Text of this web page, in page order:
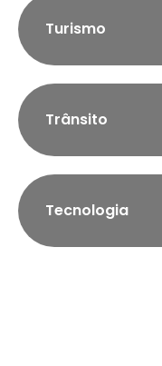
Turismo
Trânsito
Tecnologia